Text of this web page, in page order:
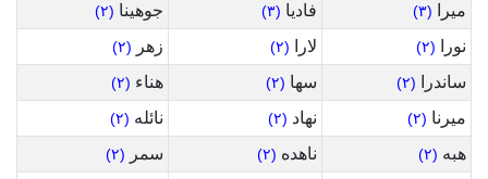
ميرا (٣) فاديا (٣) جوهينا (٢)
نورا (٢) لارا (٢) زهر (٢)
ساندرا (٢) سها (٢) هناء (٢)
ميرنا (٢) نهاد (٢) نائله (٢)
هبه (٢) ناهده (٢) سمر (٢)